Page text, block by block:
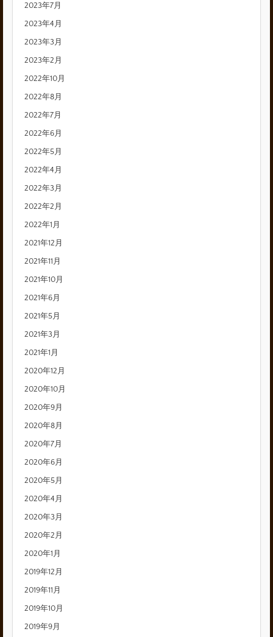
2023年7月
2023年4月
2023年3月
2023年2月
2022年10月
2022年8月
2022年7月
2022年6月
2022年5月
2022年4月
2022年3月
2022年2月
2022年1月
2021年12月
2021年11月
2021年10月
2021年6月
2021年5月
2021年3月
2021年1月
2020年12月
2020年10月
2020年9月
2020年8月
2020年7月
2020年6月
2020年5月
2020年4月
2020年3月
2020年2月
2020年1月
2019年12月
2019年11月
2019年10月
2019年9月